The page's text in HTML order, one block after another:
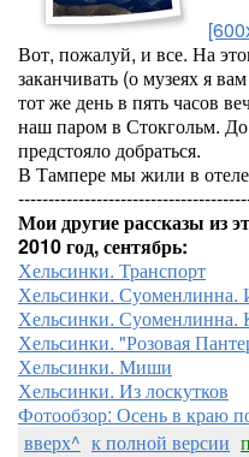
Вот, пожалуй, и все. На
заканчивать (о музеях я
тот же день в пять часов
наш паром в Стокгольм.
предстояло добраться.
В Тампере мы жили в отеле
Мои другие рассказы из
2010 год, сентябрь:
Хельсинки. Транспорт
Хельсинки. Суоменлинна.
Хельсинки. Суоменлинна.
Хельсинки. "Розовая
Хельсинки. Миши
Хельсинки. Из лоскутков
Фотообзор: Осень в краю
вверх^ к полной версии